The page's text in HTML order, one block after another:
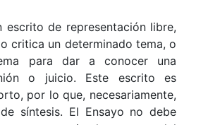
de representación libre,
critica un determinado tema, o
para dar a conocer una
o juicio. Este escrito es
por lo que, necesariamente,
síntesis. El Ensayo no debe